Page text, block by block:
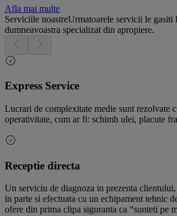
Afla mai multe
Serviciile noastreUrmatoarele servicii le gasiti
dumneavoastra specializat din apropiere.
Express Service
Lucrari de complexitate medie sunt rezolvate
operativitate, cum ar fi: schimb ulei, placute
Receptie directa
Un serviciu de diagnoza in prezenta
in parte si efectuata cu un echipament tehnic
ofere din prima clipa siguranta ca “sunteti pe